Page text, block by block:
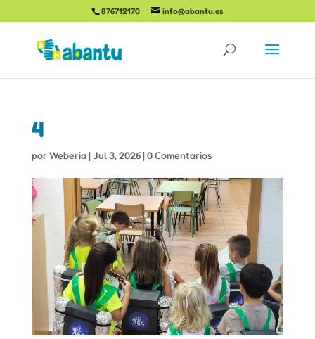
876712170 info@abantu.es
4
porWeberia|Jul 3, 2026|0 Comentarios